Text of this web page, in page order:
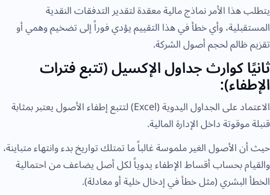
يتطلب هذا الأمر نماذج مالية معقدة لتقدير التدفقات النقدية
المستقبلية، وأي خطأ في هذا التقييم يؤدي فوراً إلى تضخيم وهمي أو
تقزيم ظالم لحجم أصول الشركة.
ثانيًا كوارث جداول الإكسيل (تتبع فترات
الإطفاء):
الاعتماد على الجداول اليدوية (Excel) لتتبع إطفاء الأصول يعتبر بمثابة
قنبلة موقوتة داخل الإدارة المالية.
حيث أن الأصول الغير ملموسة غالباً ما تمتلك تواريخ بدء وانتهاء متباينة،
والقيام بحساب أقساط الإطفاء يدوياً لكل أصل يضاعف من احتمالية
الخطأ البشري (مثل خطأ في إدخال خلية أو معادلة).